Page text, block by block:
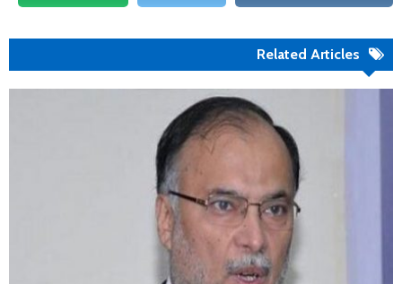
Related Articles